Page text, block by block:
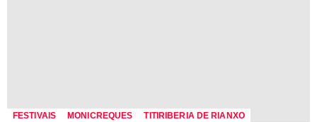
FESTIVAIS MONICREQUES TITIRIBERIA DE RIANXO